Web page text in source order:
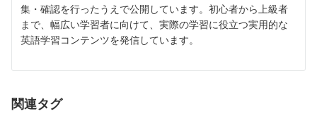
集・確認を行ったうえで公開しています。初心者から上級者
まで、幅広い学習者に向けて、実際の学習に役立つ実用的な
英語学習コンテンツを発信しています。
関連タグ